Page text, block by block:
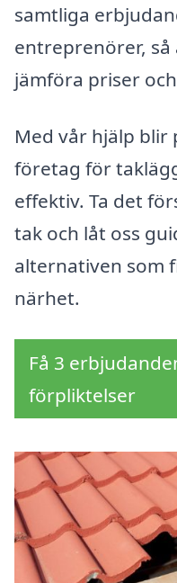
samtliga
entreprenörer,
jämföra priser
Med vår hjälp
företag för
effektiv. Ta det
tak och låt oss
alternativen som
närhet.
Få 3
förpliktelser